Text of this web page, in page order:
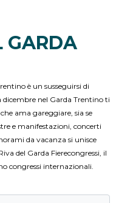
GARDA
è un susseguirsi di
nel Garda Trentino ti
ama gareggiare, sia se
e manifestazioni, concerti
da vacanza si unisce
del Garda Fierecongressi, il
congressi internazionali.